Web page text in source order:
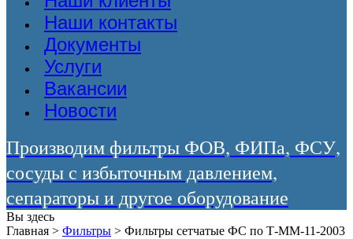
Наши контакты
Документы
Услуги
Вакансии
Новости
Производим фильтры ФОВ, ФИПа, ФСУ,
сосуды с избыточным давлением,
сепараторы и другое оборудование
Вы здесь
Главная > Фильтры > Фильтры сетчатые ФС по Т-ММ-11-2003